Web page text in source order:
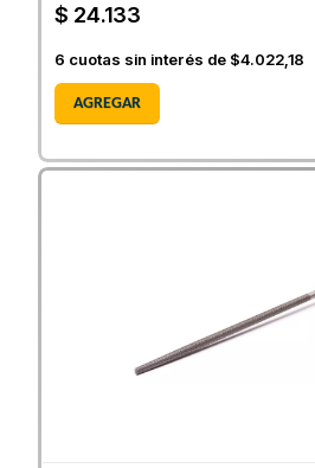
$ 24.133
6 cuotas sin interés de $4.022,18
AGREGAR